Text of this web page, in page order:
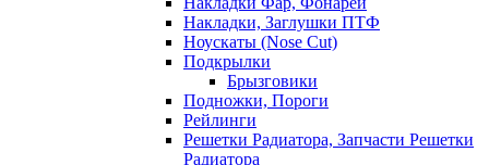
Накладки, Заглушки ПТФ
Ноускаты (Nose Cut)
Подкрылки
Брызговики
Подножки, Пороги
Рейлинги
Решетки Радиатора, Запчасти Решетки
Радиатора